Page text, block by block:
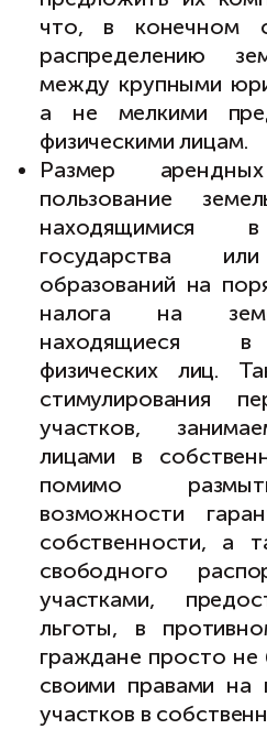
что, в конечном
распределению
между крупными
а не мелкими
физическими лицам.
Размер
пользование
находящимися в
государства
образований на
налога на
находящиеся в
физических лиц.
стимулирования
участков,
лицами в
помимо
возможности
собственности, а
свободного
участками,
льготы, в
граждане просто не
своими правами на
участков в